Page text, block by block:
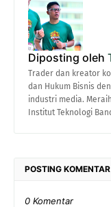
Diposting oleh
Trader dan kreator
dan Hukum Bisnis
industri media.
Institut Teknologi
POSTING KOMENTAR
0 Komentar